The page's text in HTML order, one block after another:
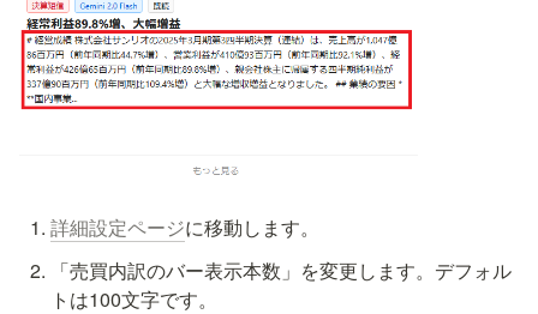
詳細設定ページに移動します。
「売買内訳のバー表示本数」を変更します。デフォル
トは100文字です。